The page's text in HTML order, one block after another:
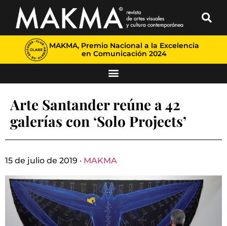
MAKMA, Premio Nacional a la Excelencia
en Comunicación 2024
Arte Santander reúne a 42
galerías con ‘Solo Projects’
15 de julio de 2019 · MAKMA